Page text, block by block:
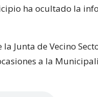
ha ocultado la
la Junta de Vecino
a la